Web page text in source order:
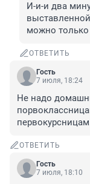
И-и-и два
можно только
ОТВЕТИТЬ
Гость
7 июля, 18:24
Не надо
ОТВЕТИТЬ
Гость
7 июля, 18:10